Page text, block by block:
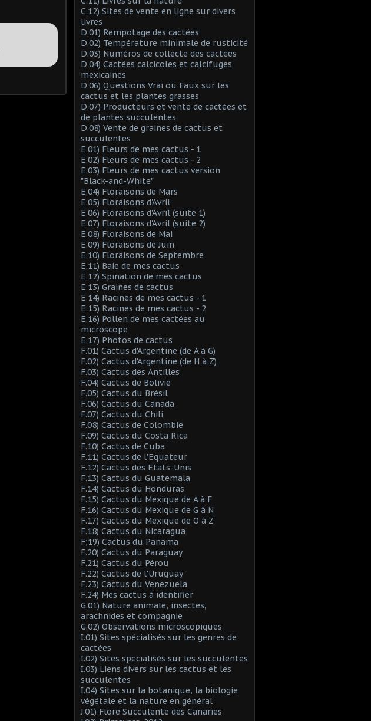
C.12) Sites de vente en ligne sur divers
livres
D.01) Rempotage des cactées
D.02) Température minimale de rusticité
D.03) Numéros de collecte des cactées
D.04) Cactées calcicoles et calcifuges
mexicaines
D.06) Questions Vrai ou Faux sur les
cactus et les plantes grasses
D.07) Producteurs et vente de cactées et
de plantes succulentes
D.08) Vente de graines de cactus et
succulentes
E.01) Fleurs de mes cactus - 1
E.02) Fleurs de mes cactus - 2
E.03) Fleurs de mes cactus version
"Black-and-White"
E.04) Floraisons de Mars
E.05) Floraisons d'Avril
E.06) Floraisons d'Avril (suite 1)
E.07) Floraisons d'Avril (suite 2)
E.08) Floraisons de Mai
E.09) Floraisons de Juin
E.10) Floraisons de Septembre
E.11) Baie de mes cactus
E.12) Spination de mes cactus
E.13) Graines de cactus
E.14) Racines de mes cactus - 1
E.15) Racines de mes cactus - 2
E.16) Pollen de mes cactées au
microscope
E.17) Photos de cactus
F.01) Cactus d'Argentine (de A à G)
F.02) Cactus d'Argentine (de H à Z)
F.03) Cactus des Antilles
F.04) Cactus de Bolivie
F.05) Cactus du Brésil
F.06) Cactus du Canada
F.07) Cactus du Chili
F.08) Cactus de Colombie
F.09) Cactus du Costa Rica
F.10) Cactus de Cuba
F.11) Cactus de l'Equateur
F.12) Cactus des Etats-Unis
F.13) Cactus du Guatemala
F.14) Cactus du Honduras
F.15) Cactus du Mexique de A à F
F.16) Cactus du Mexique de G à N
F.17) Cactus du Mexique de O à Z
F.18) Cactus du Nicaragua
F;19) Cactus du Panama
F.20) Cactus du Paraguay
F.21) Cactus du Pérou
F.22) Cactus de l'Uruguay
F.23) Cactus du Venezuela
F.24) Mes cactus à identifier
G.01) Nature animale, insectes,
arachnides et compagnie
G.02) Observations microscopiques
I.01) Sites spécialisés sur les genres de
cactées
I.02) Sites spécialisés sur les succulentes
I.03) Liens divers sur les cactus et les
succulentes
I.04) Sites sur la botanique, la biologie
végétale et la nature en général
J.01) Flore Succulente des Canaries